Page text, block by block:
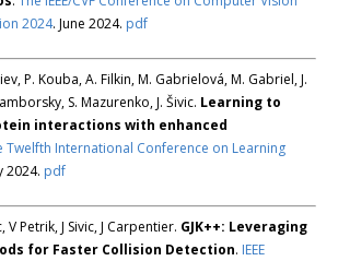
2024. June 2024. pdf
P. Kouba, A. Filkin, M. Gabrielová, M. Gabriel, J.
S. Mazurenko, J. Šivic. Learning to
interactions with enhanced
Twelfth International Conference on Learning
2024. pdf
Petrik, J Sivic, J Carpentier. GJK++: Leveraging
for Faster Collision Detection. IEEE